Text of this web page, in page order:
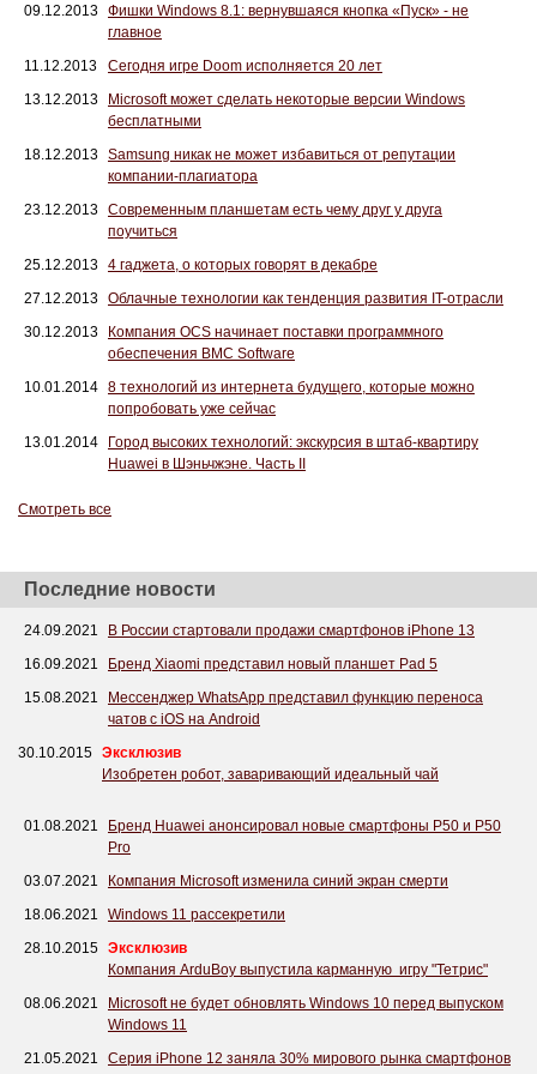
09.12.2013 Фишки Windows 8.1: вернувшаяся кнопка «Пуск» - не
главное
11.12.2013
Сегодня игре Doom исполняется 20 лет
13.12.2013
Microsoft может сделать некоторые версии Windows
бесплатными
18.12.2013 Samsung никак не может избавиться от репутации
компании-плагиатора
23.12.2013 Современным планшетам есть чему друг у друга
поучиться
25.12.2013 4 гаджета, о которых говорят в декабре
27.12.2013 Облачные технологии как тенденция развития IT-отрасли
30.12.2013
Компания OCS начинает поставки программного
обеспечения BMC Software
10.01.2014 8 технологий из интернета будущего, которые можно
попробовать уже сейчас
13.01.2014
Город высоких технологий: экскурсия в штаб-квартиру
Huawei в Шэньчжэне. Часть II
Смотреть все
Последние новости
24.09.2021
В России стартовали продажи смартфонов iPhone 13
16.09.2021
Бренд Xiaomi представил новый планшет Pad 5
15.08.2021
Мессенджер WhatsApp представил функцию переноса
чатов с iOS на Android
30.10.2015 Эксклюзив
Изобретен робот, заваривающий идеальный чай
01.08.2021
Бренд Huawei анонсировал новые смартфоны P50 и P50
Pro
03.07.2021
Компания Microsoft изменила синий экран смерти
18.06.2021
Windows 11 рассекретили
28.10.2015 Эксклюзив
Компания ArduBoy выпустила карманную игру "Тетрис"
08.06.2021
Microsoft не будет обновлять Windows 10 перед выпуском
Windows 11
21.05.2021
Серия iPhone 12 заняла 30% мирового рынка смартфонов